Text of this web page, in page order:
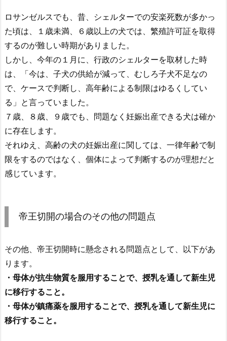
ロサンゼルスでも、昔、シェルターでの安楽死数が多かっ
た頃は、１歳未満、６歳以上の犬では、繁殖許可証を取得
するのが難しい時期がありました。
しかし、今年の１月に、行政のシェルターを取材した時
は、「今は、子犬の供給が減って、むしろ子犬不足なの
で、ケースで判断し、高年齢による制限はゆるくしてい
る」と言っていました。
７歳、８歳、９歳でも、問題なく妊娠出産できる犬は確か
に存在します。
それゆえ、高齢の犬の妊娠出産に関しては、一律年齢で制
限をするのではなく、個体によって判断するのが理想だと
感じています。
帝王切開の場合のその他の問題点
その他、帝王切開時に懸念される問題点として、以下があ
ります。
・母体が抗生物質を服用することで、授乳を通して新生児
に移行すること。
・母体が鎮痛薬を服用することで、授乳を通して新生児に
移行すること。